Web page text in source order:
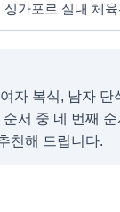
싱가포르 실내 체
자 복식, 남자
서 중 네 번째
천해 드립니다.